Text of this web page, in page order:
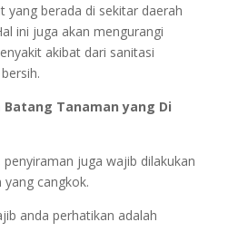
yang berada di sekitar daerah
ini juga akan mengurangi
akibat dari sanitasi
Batang Tanaman yang Di
juga wajib dilakukan
cangkok.
anda perhatikan adalah